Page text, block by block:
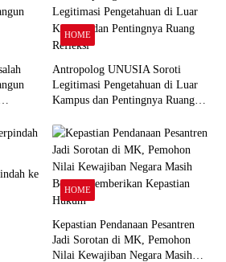
HOME
Antropolog UNUSIA Soroti
Legitimasi Pengetahuan di Luar
Kampus dan Pentingnya Ruang
ke
HOME
Kepastian Pendanaan Pesantren
Jadi Sorotan di MK, Pemohon
Nilai Kewajiban Negara Masih